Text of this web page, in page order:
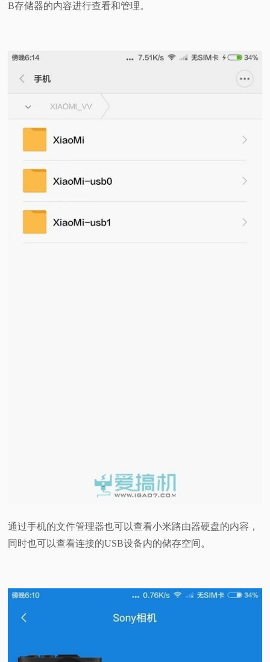
B存储器的内容进行查看和管理。
通过手机的文件管理器也可以查看小米路由器硬盘的内容，
同时也可以查看连接的USB设备内的储存空间。